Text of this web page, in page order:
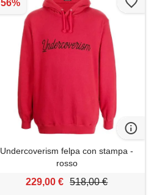
Undercoverism felpa con stampa -
rosso
229,00 € 518,00 €